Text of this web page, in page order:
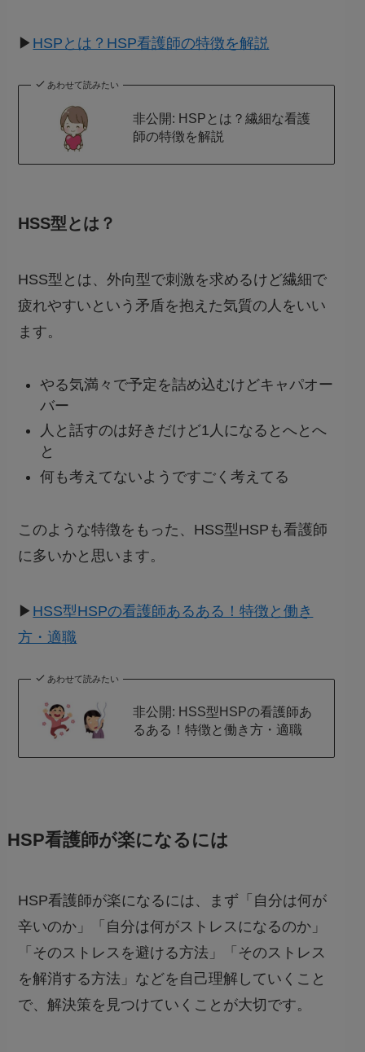
▶︎ HSPとは？HSP看護師の特徴を解説
あわせて読みたい
非公開: HSPとは？繊細な看護
師の特徴を解説
HSS型とは？
HSS型とは、外向型で刺激を求めるけど繊細で
疲れやすいという矛盾を抱えた気質の人をいい
ます。
やる気満々で予定を詰め込むけどキャパオー
バー
人と話すのは好きだけど1人になるとへとへ
と
何も考えてないようですごく考えてる
このような特徴をもった、HSS型HSPも看護師
に多いかと思います。
▶︎ HSS型HSPの看護師あるある！特徴と働き
方・適職
あわせて読みたい
非公開: HSS型HSPの看護師あ
るある！特徴と働き方・適職
HSP看護師が楽になるには
HSP看護師が楽になるには、まず「自分は何が
辛いのか」「自分は何がストレスになるのか」
「そのストレスを避ける方法」「そのストレス
を解消する方法」などを 自己理解していくこと
で、解決策を見つけていく ことが大切です。